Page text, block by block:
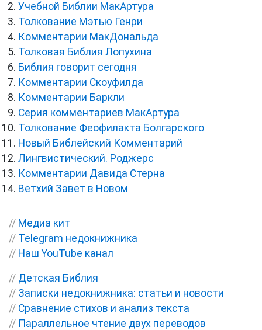
Учебной Библии МакАртура
Толкование Мэтью Генри
Комментарии МакДональда
Толковая Библия Лопухина
Библия говорит сегодня
Комментарии Скоуфилда
Комментарии Баркли
Серия комментариев МакАртура
Толкование Феофилакта Болгарского
Новый Библейский Комментарий
Лингвистический. Роджерс
Комментарии Давида Стерна
Ветхий Завет в Новом
// Медиа кит
// Telegram недокнижника
// Наш YouTube канал
// Детская Библия
// Записки недокнижника: статьи и новости
// Сравнение стихов и анализ текста
// Параллельное чтение двух переводов